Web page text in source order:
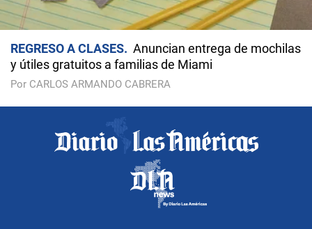
REGRESO A CLASES
Anuncian entrega de mochilas
y útiles gratuitos a familias de Miami
Por CARLOS ARMANDO CABRERA